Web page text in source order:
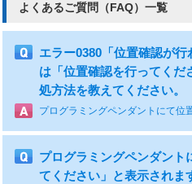
よくあるご質問（FAQ）一覧
エラー0380「位置確認が
は「位置確認を行ってくだ
処方法を教えてください。
プログラミングペンダント
てください」と表示されま